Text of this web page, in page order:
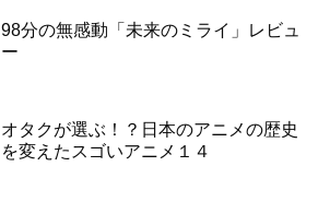
98分の無感動「未来のミライ」レビュ
ー
オタクが選ぶ！？日本のアニメの歴史
を変えたスゴいアニメ１４